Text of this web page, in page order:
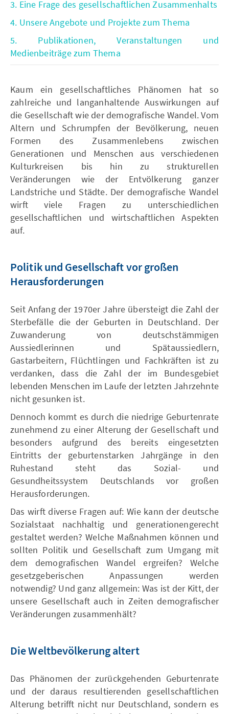
3. Eine Frage des gesellschaftlichen Zusammenhalts
4. Unsere Angebote und Projekte zum Thema
5. Publikationen, Veranstaltungen und
Medienbeiträge zum Thema
Kaum ein gesellschaftliches Phänomen hat so
zahlreiche und langanhaltende Auswirkungen auf
die Gesellschaft wie der demografische Wandel. Vom
Altern und Schrumpfen der Bevölkerung, neuen
Formen des Zusammenlebens zwischen
Generationen und Menschen aus verschiedenen
Kulturkreisen bis hin zu strukturellen
Veränderungen wie der Entvölkerung ganzer
Landstriche und Städte. Der demografische Wandel
wirft viele Fragen zu unterschiedlichen
gesellschaftlichen und wirtschaftlichen Aspekten
auf.
Politik und Gesellschaft vor großen
Herausforderungen
Seit Anfang der 1970er Jahre übersteigt die Zahl der
Sterbefälle die der Geburten in Deutschland. Der
Zuwanderung von deutschstämmigen
Aussiedlerinnen und Spätaussiedlern,
Gastarbeitern, Flüchtlingen und Fachkräften ist zu
verdanken, dass die Zahl der im Bundesgebiet
lebenden Menschen im Laufe der letzten Jahrzehnte
nicht gesunken ist.
Dennoch kommt es durch die niedrige Geburtenrate
zunehmend zu einer Alterung der Gesellschaft und
besonders aufgrund des bereits eingesetzten
Eintritts der geburtenstarken Jahrgänge in den
Ruhestand steht das Sozial- und
Gesundheitssystem Deutschlands vor großen
Herausforderungen.
Das wirft diverse Fragen auf: Wie kann der deutsche
Sozialstaat nachhaltig und generationengerecht
gestaltet werden? Welche Maßnahmen können und
sollten Politik und Gesellschaft zum Umgang mit
dem demografischen Wandel ergreifen? Welche
gesetzgeberischen Anpassungen werden
notwendig? Und ganz allgemein: Was ist der Kitt, der
unsere Gesellschaft auch in Zeiten demografischer
Veränderungen zusammenhält?
Die Weltbevölkerung altert
Das Phänomen der zurückgehenden Geburtenrate
und der daraus resultierenden gesellschaftlichen
Alterung betrifft nicht nur Deutschland, sondern es